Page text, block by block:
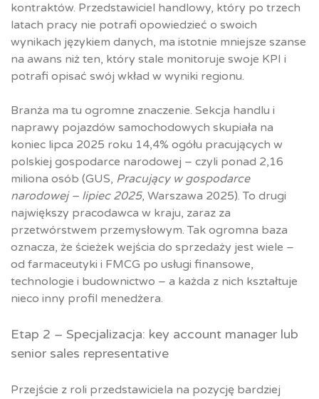
kontraktów. Przedstawiciel handlowy, który po trzech
latach pracy nie potrafi opowiedzieć o swoich
wynikach językiem danych, ma istotnie mniejsze szanse
na awans niż ten, który stale monitoruje swoje KPI i
potrafi opisać swój wkład w wyniki regionu.
Branża ma tu ogromne znaczenie. Sekcja handlu i
naprawy pojazdów samochodowych skupiała na
koniec lipca 2025 roku 14,4% ogółu pracujących w
polskiej gospodarce narodowej – czyli ponad 2,16
miliona osób (GUS, Pracujący w gospodarce
narodowej – lipiec 2025, Warszawa 2025). To drugi
największy pracodawca w kraju, zaraz za
przetwórstwem przemysłowym. Tak ogromna baza
oznacza, że ścieżek wejścia do sprzedaży jest wiele –
od farmaceutyki i FMCG po usługi finansowe,
technologie i budownictwo – a każda z nich kształtuje
nieco inny profil menedżera.
Etap 2 – Specjalizacja: key account manager lub
senior sales representative
Przejście z roli przedstawiciela na pozycję bardziej